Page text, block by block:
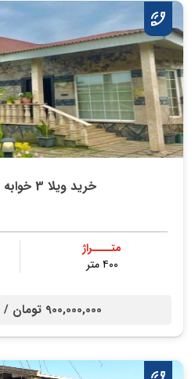
خرید ویلا 3 خوابه در چمستان
متــــراژ
۴۰۰ متر
900,000,000 تومان /